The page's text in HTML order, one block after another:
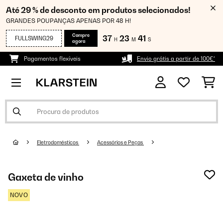
Até 29 % de desconto em produtos selecionados!
GRANDES POUPANÇAS APENAS POR 48 H!
FULLSWING29
Compre
agora
37 H 23 M 39 S
Pagamentos flexíveis Envio grátis a partir de 100€*
Eletrodomésticos Acessórios e Peças
Gaxeta de vinho
NOVO